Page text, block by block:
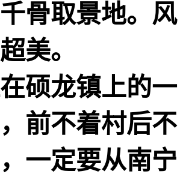
骨取景地。风
美。
硕龙镇上的一
前不着村后不
一定要从南宁